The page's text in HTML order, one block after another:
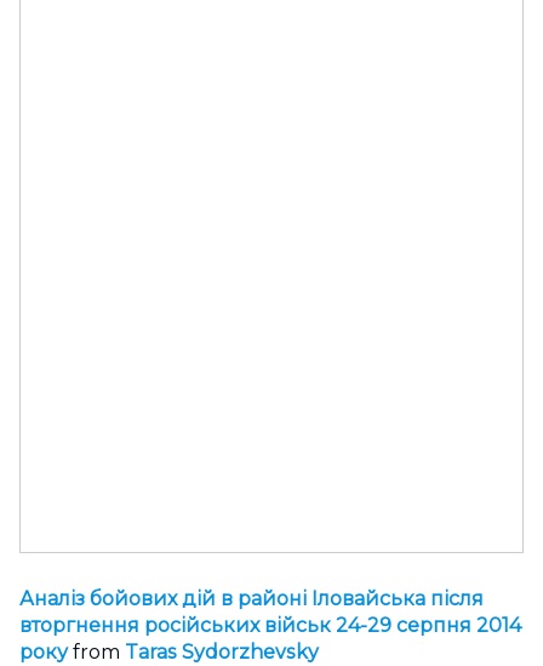
Аналіз бойових дій в районі Іловайська після
вторгнення російських військ 24-29 серпня 2014
року from Taras Sydorzhevsky